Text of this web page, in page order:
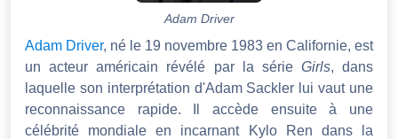
Adam Driver
Adam Driver, né le 19 novembre 1983 en Californie, est
un acteur américain révélé par la série Girls, dans
laquelle son interprétation d'Adam Sackler lui vaut une
reconnaissance rapide. Il accède ensuite à une
célébrité mondiale en incarnant Kylo Ren dans la